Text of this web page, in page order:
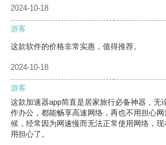
2024-10-18
游客
这款软件的价格非常实惠，值得推荐。
2024-10-18
游客
这款加速器app简直是居家旅行必备神器，无
作办公，都能畅享高速网络，再也不用担心
候，经常因为网速慢而无法正常使用网络，
用担心了。